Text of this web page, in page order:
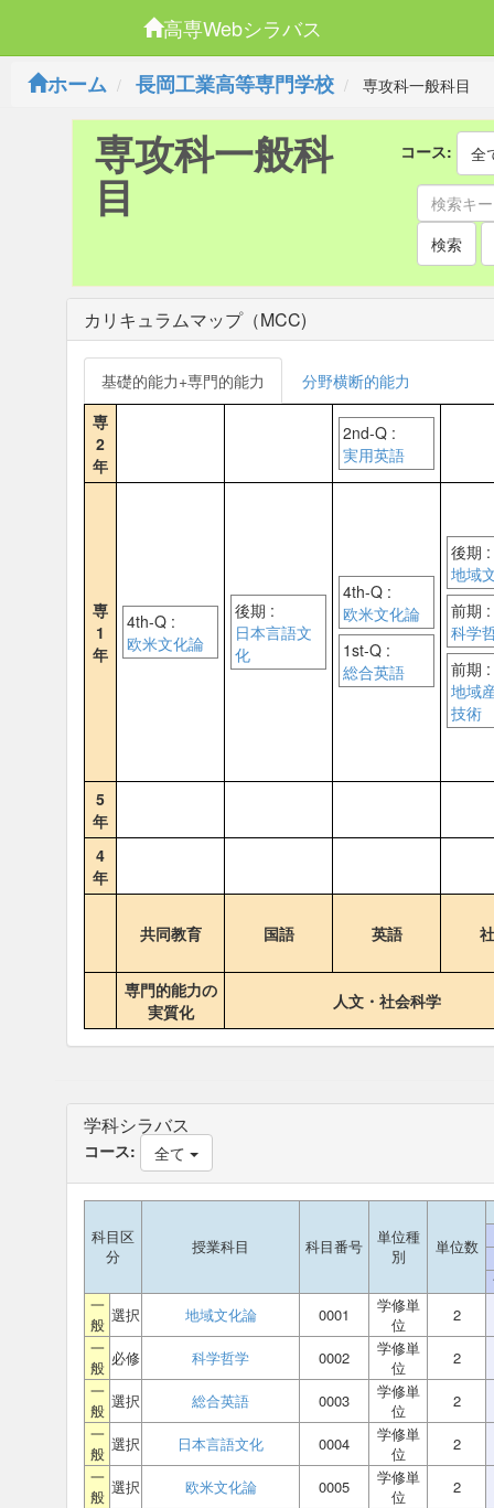
高専Webシラバス
ホーム
長岡工業高等専門学校 専攻科一般科目
専攻科一般科
目
コース: 全
検索
カリキュラムマップ（MCC)
基礎的能力+専門的能力
分野横断的能力
専
2
年
2nd-Q :
実用英語
専
1
年
4th-Q :
欧米文化論
後期 :
日本言語文
化
4th-Q :
欧米文化論
1st-Q :
総合英語
後期 :
地域
前期 :
科学
前期 :
地域
技術
5
年
4
年
共同教育 国語 英語
専門的能力の
実質化
人文・社会科学
学科シラバス
コース: 全て
科目区
分
授業科目 科目番号
単位種
別
単位数
一
般 選択 地域文化論 0001
学修単
位
2
一
般 必修 科学哲学 0002
学修単
位
2
一
般 選択 総合英語 0003
学修単
位
2
一
般 選択 日本言語文化 0004
学修単
位
2
一
般 選択 欧米文化論 0005
学修単
位
2